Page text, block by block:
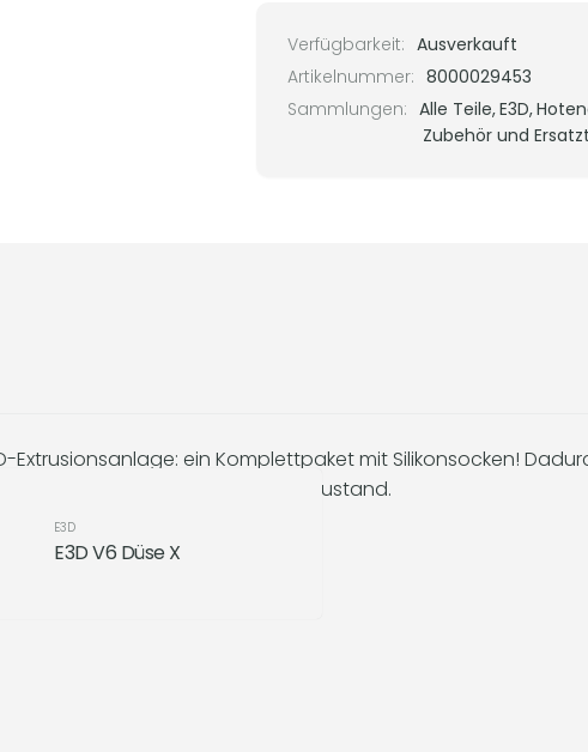
Verfügbarkeit: Ausverkauft
Artikelnummer: 8000029453
Sammlungen: Alle Teile,E3D,
Zubehör und
E3D
E3D V6 Düse X
Extrusionsanlage: ein Komplettpaket mit Silikonsocken!
das Hotend in einem besseren Zustand.